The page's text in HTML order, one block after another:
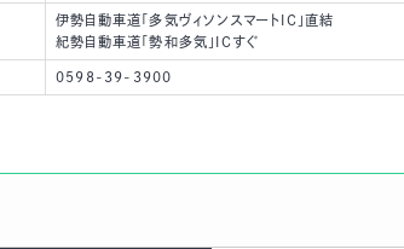
伊勢自動車道「多気ヴィソンスマートIC」直結
紀勢自動車道「勢和多気」ICすぐ
0598-39-3900